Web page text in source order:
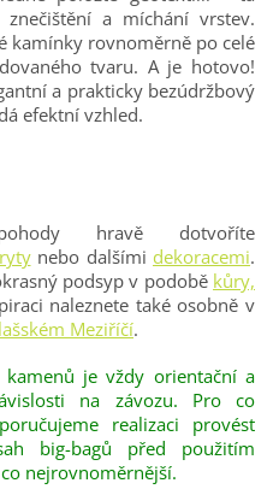
a míchání vrstev.
kamínky rovnoměrně po celé
tvaru. A je hotovo!
a prakticky bezúdržbový
efektní vzhled.
hravě dotvoříte
nebo dalšími dekoracemi.
podsyp v podobě kůry,
naleznete také osobně v
Meziříčí.
je vždy orientační a
na závozu. Pro co
realizaci provést
big-bagů před použitím
nejrovnoměrnější.